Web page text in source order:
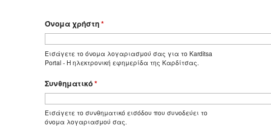
Όνομα χρήστη*
Εισάγετε το όνομα λογαριασμού σας για το Karditsa
Portal - Η ηλεκτρονική εφημερίδα της Καρδίτσας.
Συνθηματικό*
Εισάγετε το συνθηματικό εισόδου που συνοδεύει το
όνομα λογαριασμού σας.